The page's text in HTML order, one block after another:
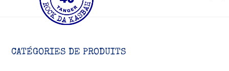
CATÉGORIES DE PRODUITS